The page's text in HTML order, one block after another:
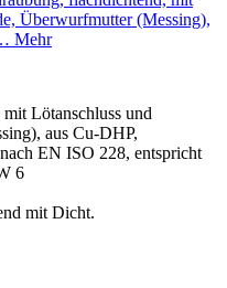
Überwurfmutter (Messing),
Mehr
Lötanschluss und
aus Cu-DHP,
EN ISO 228, entspricht
6
mit Dicht.